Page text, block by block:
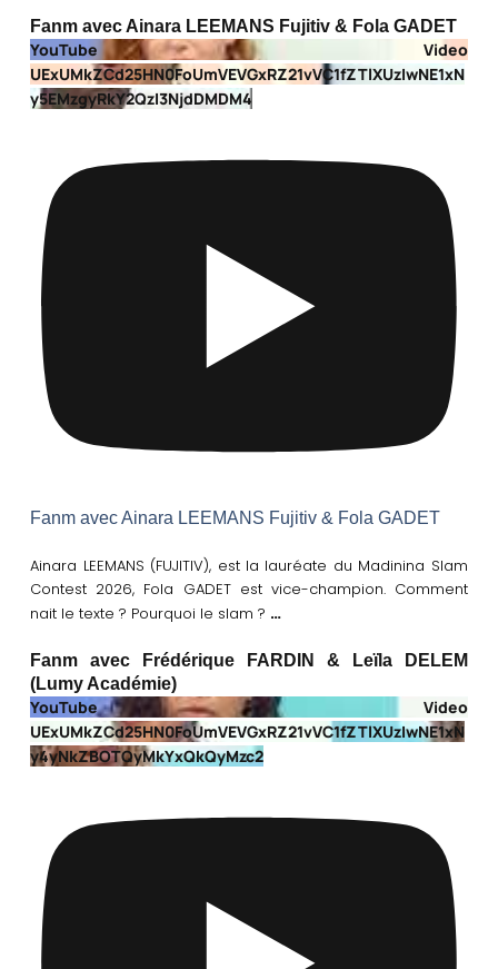
Fanm avec Ainara LEEMANS Fujitiv & Fola GADET
YouTube Video
UExUMkZCd25HN0FoUmVEVGxRZ21vVC1fZTlXUzIwNE1xN
y5EMzgyRkY2QzI3NjdDMDM4
Fanm avec Ainara LEEMANS Fujitiv & Fola GADET
Ainara LEEMANS (FUJITIV), est la lauréate du Madinina Slam
Contest 2026, Fola GADET est vice-champion. Comment
nait le texte ? Pourquoi le slam ? …
Fanm avec Frédérique FARDIN & Leïla DELEM
(Lumy Académie)
YouTube Video
UExUMkZCd25HN0FoUmVEVGxRZ21vVC1fZTlXUzIwNE1xN
y4yNkZBOTQyMkYxQkQyMzc2